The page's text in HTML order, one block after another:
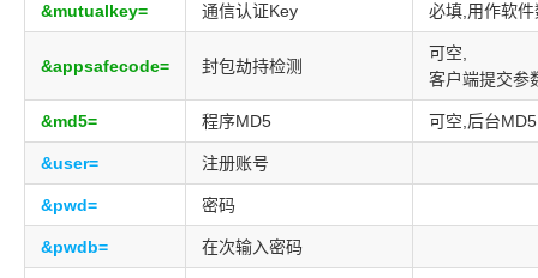
&mutualkey= 通信认证Key 必填,用作软
&appsafecode= 封包劫持检测
可空,
客户端提交参
&md5= 程序MD5 可空,后台
&user= 注册账号
&pwd= 密码
&pwdb= 在次输入密码